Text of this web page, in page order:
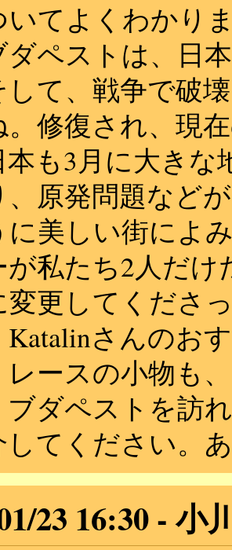
いてよくわかり
ダペストは、日
して、戦争で破
。修復され、現
本も3月に大き
、原発問題など
に美しい街によ
が私たち2人だ
変更してくださ
Katalinさんのお
レースの小物も
ブダペストを訪
してください。
23 16:30 小